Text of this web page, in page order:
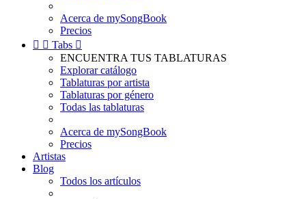
Acerca de mySongBook
Precios
  Tabs 
ENCUENTRA TUS TABLATURAS
Explorar catálogo
Tablaturas por artista
Tablaturas por género
Todas las tablaturas
Acerca de mySongBook
Precios
Artistas
Blog
Todos los artículos